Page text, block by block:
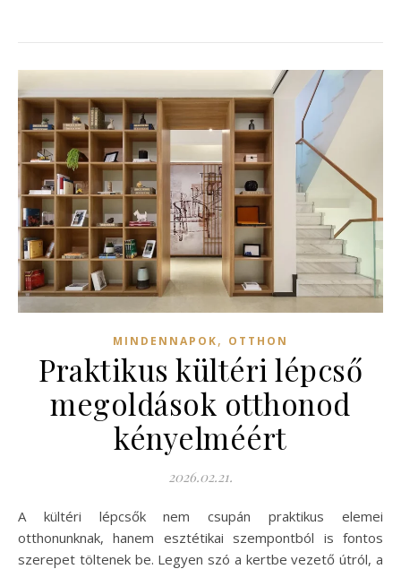
MINDENNAPOK, OTTHON
Praktikus kültéri lépcső
megoldások otthonod
kényelméért
2026.02.21.
A kültéri lépcsők nem csupán praktikus elemei
otthonunknak, hanem esztétikai szempontból is fontos
szerepet töltenek be. Legyen szó a kertbe vezető útról, a